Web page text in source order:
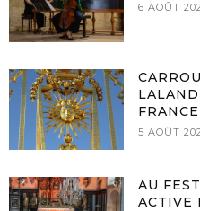
6 AOÛT
FRANCE
5 AOÛT
AU
ACTIVE